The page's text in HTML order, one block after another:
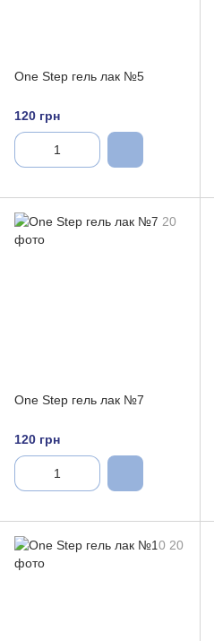
One Step гель лак №5
120 грн
One Step гель лак №7
120 грн